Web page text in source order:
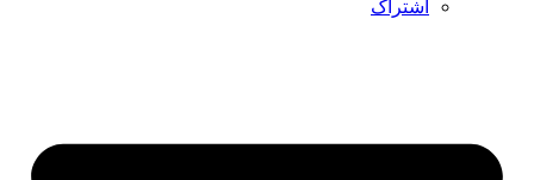
اشتراک